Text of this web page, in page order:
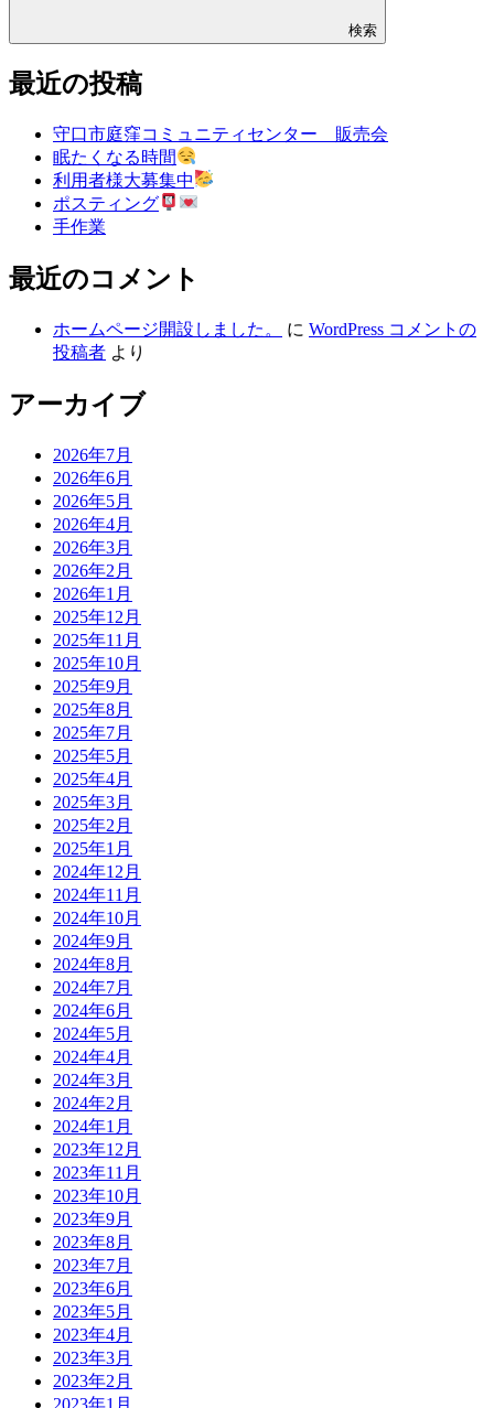
検索
最近の投稿
守口市庭窪コミュニティセンター 販売会
眠たくなる時間
利用者様大募集中
ポスティング
手作業
最近のコメント
ホームページ開設しました。 に WordPress コメントの
投稿者 より
アーカイブ
2026年7月
2026年6月
2026年5月
2026年4月
2026年3月
2026年2月
2026年1月
2025年12月
2025年11月
2025年10月
2025年9月
2025年8月
2025年7月
2025年5月
2025年4月
2025年3月
2025年2月
2025年1月
2024年12月
2024年11月
2024年10月
2024年9月
2024年8月
2024年7月
2024年6月
2024年5月
2024年4月
2024年3月
2024年2月
2024年1月
2023年12月
2023年11月
2023年10月
2023年9月
2023年8月
2023年7月
2023年6月
2023年5月
2023年4月
2023年3月
2023年2月
2023年1月